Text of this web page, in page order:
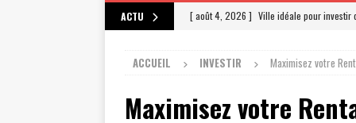
ACTU [ août 4, 2026 ] Ville idéale pour investir
[ juillet 27, 2026 ]
Combien de
[ juillet 23, 2026 ]
Combien de McDo
ACCUEIL INVESTIR Maximisez votre
Maximisez votre